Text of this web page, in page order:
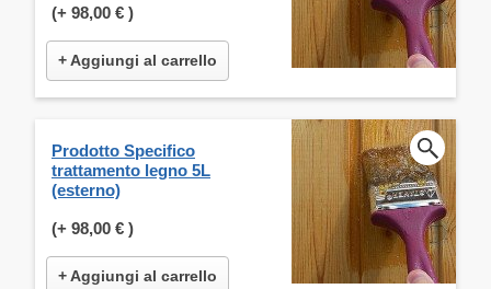
(+ 98,00 € )
+ Aggiungi al carrello
Prodotto Specifico
trattamento legno 5L
(esterno)
(+ 98,00 € )
+ Aggiungi al carrello